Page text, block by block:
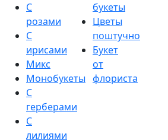
С
розами
С
ирисами
Микс
Монобукеты
С
герберами
С
лилиями
букеты
Цветы
поштучно
Букет
от
флориста